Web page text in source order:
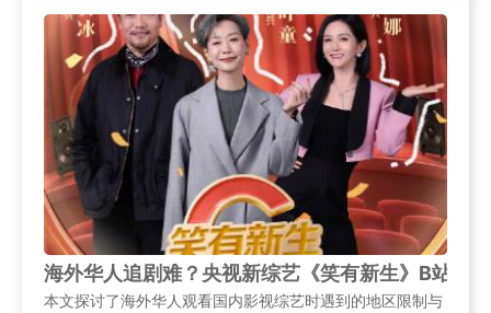
海外华人追剧难？央视新综艺《笑有新生》B站开
本文探讨了海外华人观看国内影视综艺时遇到的地区限制与